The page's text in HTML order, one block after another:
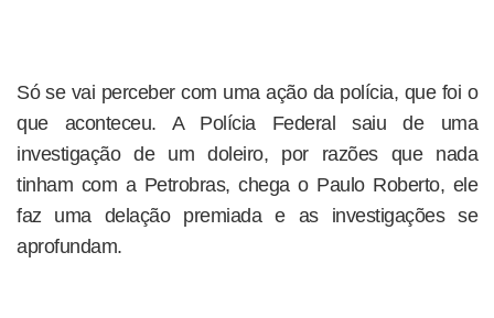
Só se vai perceber com uma ação da polícia, que foi o
que aconteceu. A Polícia Federal saiu de uma
investigação de um doleiro, por razões que nada
tinham com a Petrobras, chega o Paulo Roberto, ele
faz uma delação premiada e as investigações se
aprofundam.